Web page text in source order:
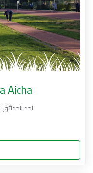
Aicha
احد